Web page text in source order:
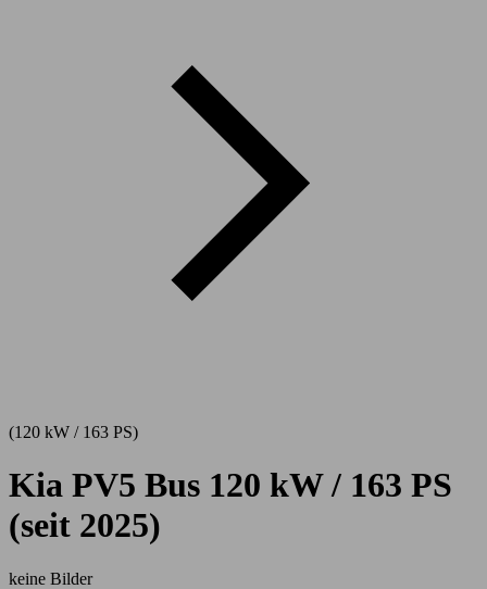
(120 kW / 163 PS)
Kia PV5 Bus 120 kW / 163 PS
(seit 2025)
keine Bilder